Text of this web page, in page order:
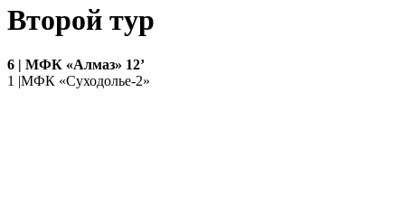
Второй тур
6 | МФК «Алмаз» 12’
1 |МФК «Суходолье-2»